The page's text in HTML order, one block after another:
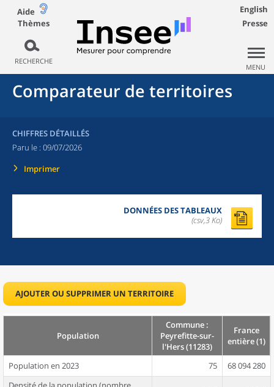
Aide
Thèmes
RECHERCHE
English
Presse
MENU
Comparateur de territoires
CHIFFRES DÉTAILLÉS
Paru le : 09/07/2026
Imprimer
DONNÉES DES TABLEAUX
(csv,3 Ko)
AJOUTER OU SUPPRIMER UN TERRITOIRE
Population
Commune :
Peyrefitte-sur-
l'Hers (11283)
France
entière (1)
Population en 2023 75
68 094 280